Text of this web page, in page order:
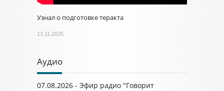
Узнал о подготовке теракта
13.11.2025
Аудио
07.08.2026 - Эфир радио "Говорит